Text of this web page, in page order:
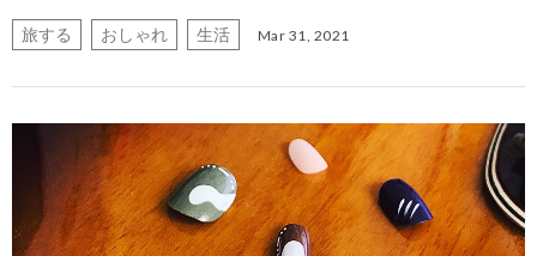
旅する おしゃれ 生活 Mar 31, 2021